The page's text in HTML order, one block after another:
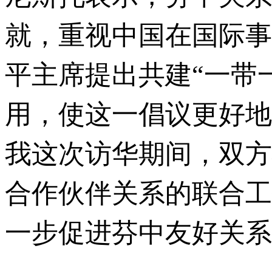
就，重视中国在国际
平主席提出共建“一带
用，使这一倡议更好
我这次访华期间，双
合作伙伴关系的联合
一步促进芬中友好关